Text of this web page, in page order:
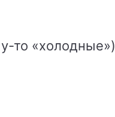
то «холодные»)